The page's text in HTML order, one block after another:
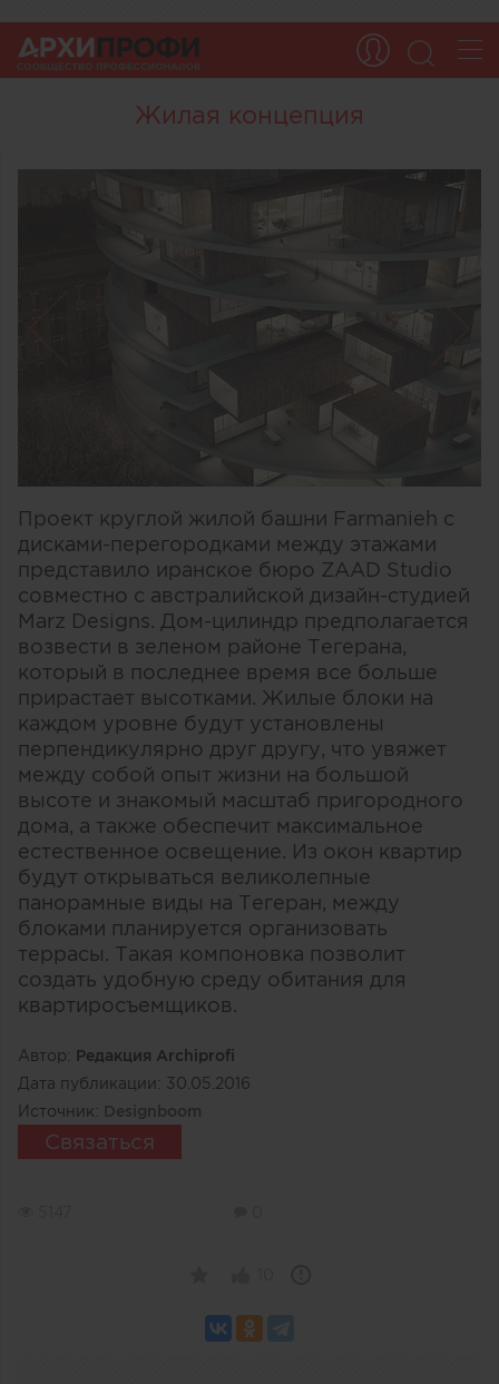
Жилая концепция
Проект круглой жилой башни Farmanieh с
дисками-перегородками между этажами
представило иранское бюро ZAAD Studio
совместно с австралийской дизайн-студией
Marz Designs. Дом-цилиндр предполагается
возвести в зеленом районе Тегерана,
который в последнее время все больше
прирастает высотками. Жилые блоки на
каждом уровне будут установлены
перпендикулярно друг другу, что увяжет
между собой опыт жизни на большой
высоте и знакомый масштаб пригородного
дома, а также обеспечит максимальное
естественное освещение. Из окон квартир
будут открываться великолепные
панорамные виды на Тегеран, между
блоками планируется организовать
террасы. Такая компоновка позволит
создать удобную среду обитания для
квартиросъемщиков.
Автор: Редакция Archiprofi
Дата публикации: 30.05.2016
Источник: Designboom
Связаться